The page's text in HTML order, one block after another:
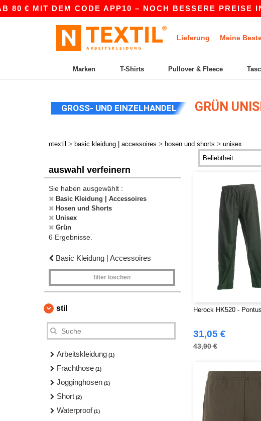
€ MIT DEM CODE APP10 – NOCH BESSERE PREISE IN
Lieferung Meine
Marken T-Shirts Pullover & Fleece
GROSS- UND EINZELHANDEL GRÜN
ntextil > basic kleidung | accessoires > hosen und shorts > unisex
auswahl verfeinern
Sie haben ausgewählt :
Basic Kleidung | Accessoires
Hosen und Shorts
Unisex
Grün
6 Ergebnisse.
Basic Kleidung | Accessoires
filter löschen
stil
Arbeitskleidung (1)
Frachthose (1)
Jogginghosen (1)
Short (2)
Waterproof (1)
Herock HK520 -
31,05 €
43,90 €